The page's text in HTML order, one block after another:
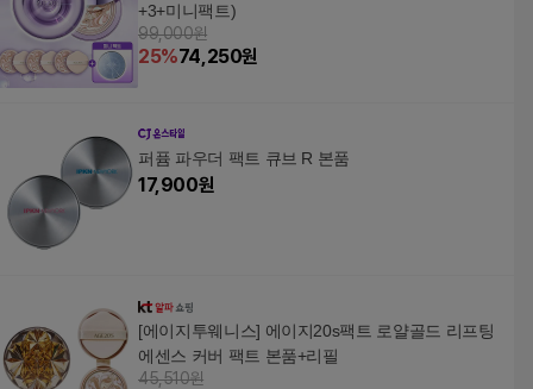
+3+미니팩트)
99,000원
25%74,250원
퍼퓸 파우더 팩트 큐브 R 본품
17,900원
[에이지투웨니스] 에이지20s팩트 로얄골드 리프팅
에센스 커버 팩트 본품+리필
45,510원